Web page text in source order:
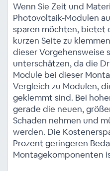
Wenn Sie Zeit und
Photovoltaik-Modulen
sparen möchten, bietet
kurzen Seite zu
dieser Vorgehensweise
unterschätzen, da die
Module bei dieser
Vergleich zu Modulen,
geklemmt sind. Bei
gerade die neuen,
Schaden nehmen und
werden. Die
Prozent geringeren
Montagekomponenten